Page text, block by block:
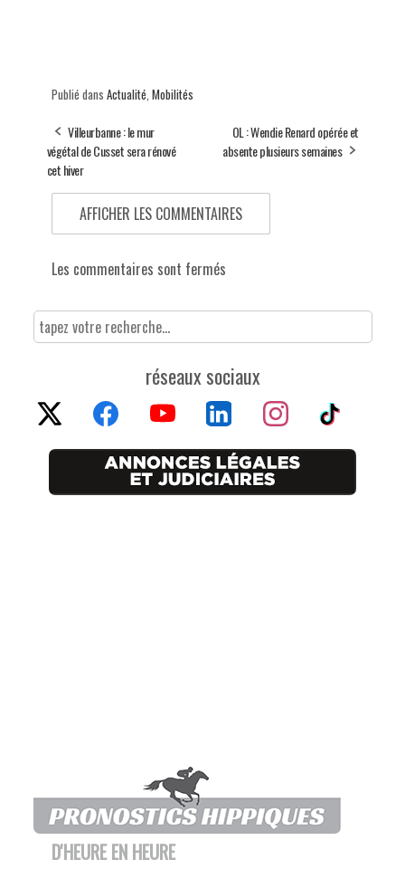
Publié dans Actualité Mobilités
Villeurbanne : le mur
végétal de Cusset sera rénové
cet hiver
OL : Wendie Renard opérée et
absente plusieurs semaines
AFFICHER LES COMMENTAIRES
Les commentaires sont fermés
réseaux sociaux
D'HEURE EN HEURE